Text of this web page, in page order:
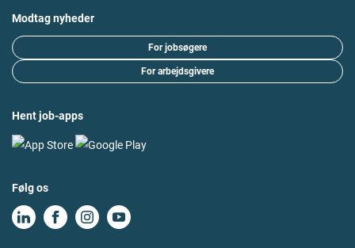
Modtag nyheder
For jobsøgere
For arbejdsgivere
Hent job-apps
Følg os